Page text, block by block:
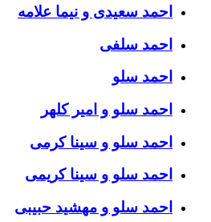
احمد سعیدی و نیما علامه
احمد سلفی
احمد سلو
احمد سلو و امیر کلهر
احمد سلو و سینا کرمی
احمد سلو و سینا کریمی
احمد سلو و مهشید حبیبی